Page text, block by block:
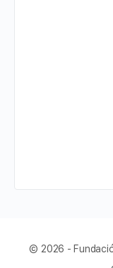
© 2026 -